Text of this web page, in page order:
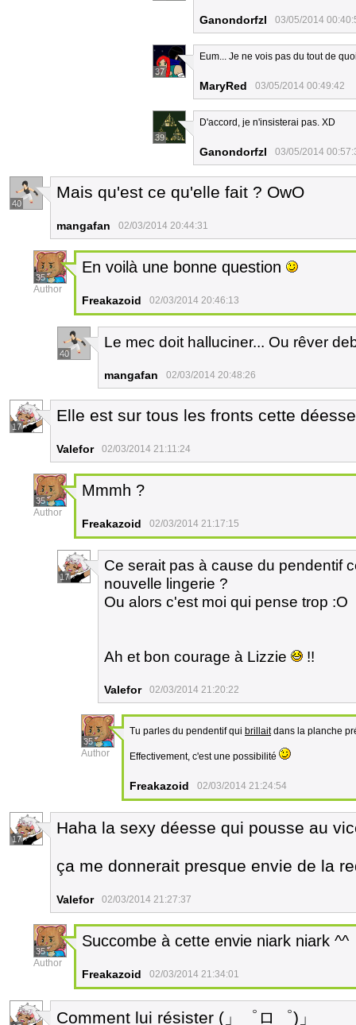
Ganondorfzl 03/05/2014
37
Eum... Je ne vois pas du tout de
MaryRed 03/05/2014 00:49:42
39
D'accord, je n'insisterai pas. XD
Ganondorfzl 03/05/2014
40
Mais qu'est ce qu'elle fait ? OwO
mangafan 02/03/2014 20:44:31
35
Author
En voilà une bonne question
Freakazoid 02/03/2014 20:46:13
40
Le mec doit halluciner... Ou rêver
mangafan 02/03/2014 20:48:26
17
Elle est sur tous les fronts cette
Valefor 02/03/2014 21:11:24
35
Author
Mmmh ?
Freakazoid 02/03/2014 21:17:15
17
Ce serait pas à cause du pendentif
nouvelle lingerie ?
Ou alors c'est moi qui pense trop :O
Ah et bon courage à Lizzie !!
Valefor 02/03/2014 21:20:22
35
Author
Tu parles du pendentif qui brillaitdans la planche
Effectivement, c'est une possibilité
Freakazoid 02/03/2014 21:24:54
17
Haha la sexy déesse qui pousse au
ça me donnerait presque envie de la
Valefor 02/03/2014 21:27:37
35
Author
Succombe à cette envie niark niark ^^
Freakazoid 02/03/2014 21:34:01
Comment lui résister (」゜ロ゜)」